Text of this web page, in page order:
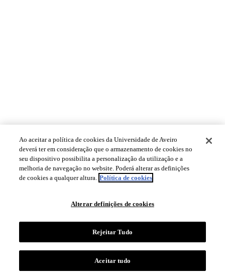
Ao aceitar a política de cookies da Universidade de Aveiro
deverá ter em consideração que o armazenamento de cookies no
seu dispositivo possibilita a personalização da utilização e a
melhoria de navegação no website. Poderá alterar as definições
de cookies a qualquer altura. Política de cookies
Alterar definições de cookies
Rejeitar Tudo
Aceitar tudo